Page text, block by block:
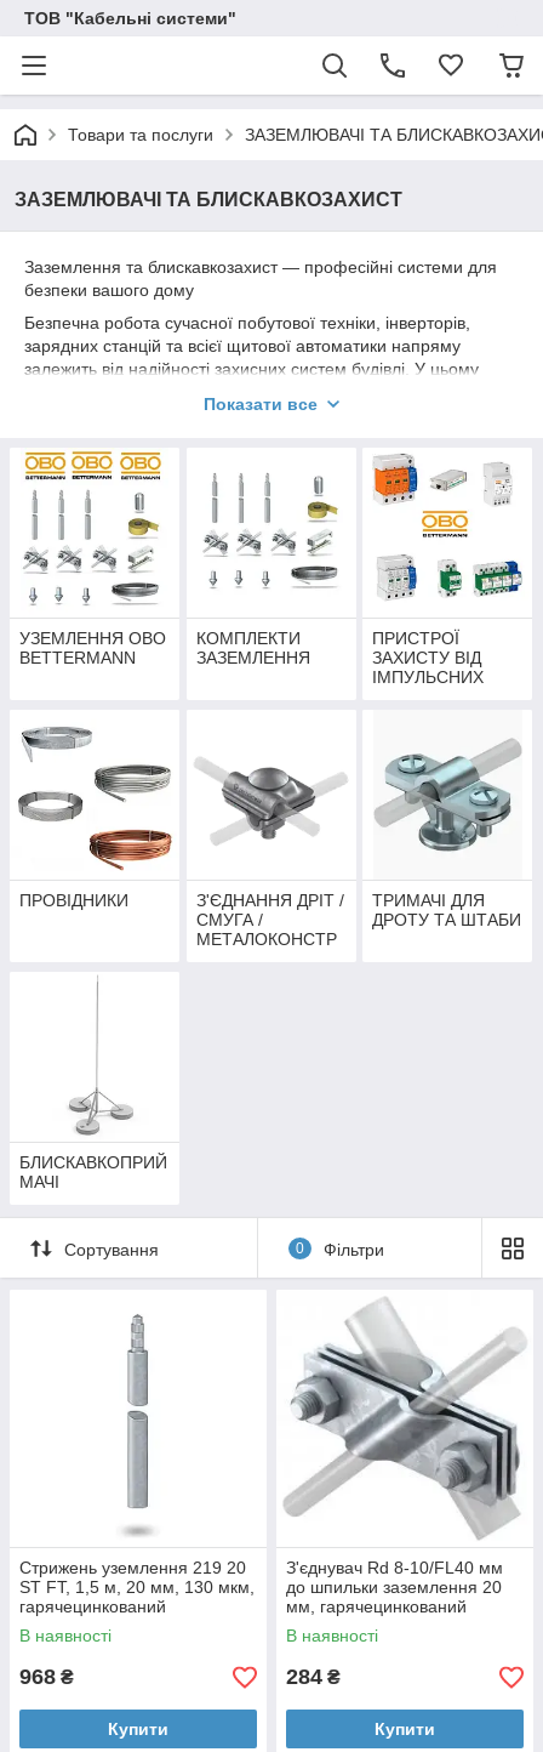
ТОВ "Кабельні системи"
Товари та послуги ЗАЗЕМЛЮВАЧІ ТА
ЗАЗЕМЛЮВАЧІ ТА БЛИСКАВКОЗАХИСТ
Заземлення та блискавкозахист — професійні системи для
безпеки вашого дому
Безпечна робота сучасної побутової техніки, інверторів,
зарядних станцій та всієї щитової автоматики напряму
залежить від надійності захисних систем будівлі. У цьому
обладнання для захисту від ударів стихії та аварійних
штирьового заземлення, блискавкоприймачі (громовідводи),
струмовідводи, а також усі необхідні фасадні та покрівельні
тримачі й затискачі. Наша продукція виготовлена з
високоякісних обміднених та гарячеоцинкованих металів, що
гарантує бездоганну стійкість до корозії та надійну роботу
захисного контуру протягом десятиліть.
Показати все
УЗЕМЛЕННЯ OBO
BETTERMANN
КОМПЛЕКТИ
ЗАЗЕМЛЕННЯ
ПРИСТРОЇ
ЗАХИСТУ ВІД
ІМПУЛЬСНИХ
ПРОВІДНИКИ
З'ЄДНАННЯ ДРІТ /
СМУГА /
МЕТАЛОКОНСТР
ТРИМАЧІ ДЛЯ
ДРОТУ ТА ШТАБИ
БЛИСКАВКОПРИЙ
МАЧІ
Сортування 0 Фільтри
Стрижень уземлення 219 20
ST FT, 1,5 м, 20 мм, 130 мкм,
гарячецинкований
В наявності
968 ₴
Купити
З'єднувач Rd 8-10/FL40 мм
до шпильки заземлення 20
мм, гарячецинкований
В наявності
284 ₴
Купити